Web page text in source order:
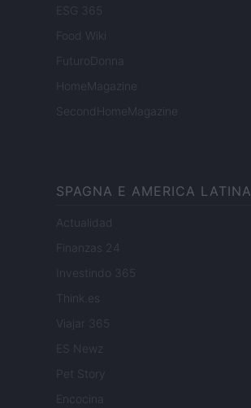
ESG 365
Food Wiki
FuturoDonna
HomeMagazine
SecondHomeMagazine
SPAGNA E AMERICA LATINA
Actualidad
Finanzas 24
Investindo 365
Think.es
Viajar 365
ES Newz
Pet Story
Encocina